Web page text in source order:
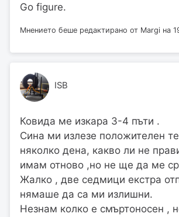
Go figure.
Мнението беше редактирано от Margi на
ISB
Ковида ме изкара 3-4 пъти .
Сина ми излезе положителен
няколко дена, какво ли не
имам отново ,но не ще да ме
Жалко , две седмици екстра
нямаше да са ми излишни.
Незнам колко е смъртоносен ,